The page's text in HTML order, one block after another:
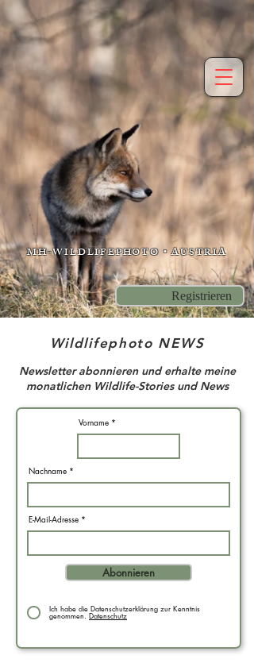
MH-WILDLIFEPHOTO • AUSTRIA
Registrieren
Wildlifephoto NEWS
Newsletter abonnieren und erhalte meine
monatlichen Wildlife-Stories und News
Vorname
Nachname
E-Mail-Adresse
Abonnieren
Ich habe die Datenschutzerklärung zur Kenntnis
genommen. Datenschutz